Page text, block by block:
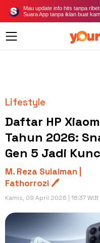
Mau update info hits tanpa
Suara App tanpa iklan buat
Lifestyle
Daftar HP
Tahun 2026:
Gen 5 Jadi
M. Reza Sulaiman |
Fathorrozi 🖊️
Kamis, 09 April 2026 | 16:37 WIB